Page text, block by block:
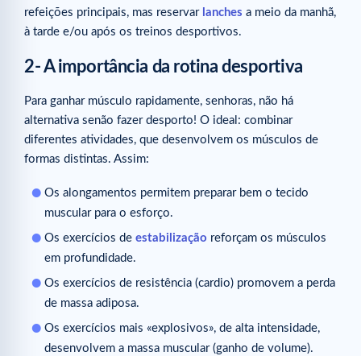
refeições principais, mas reservar lanches a meio da manhã,
à tarde e/ou após os treinos desportivos.
2- A importância da rotina desportiva
Para ganhar músculo rapidamente, senhoras, não há
alternativa senão fazer desporto! O ideal: combinar
diferentes atividades, que desenvolvem os músculos de
formas distintas. Assim:
Os alongamentos permitem preparar bem o tecido
muscular para o esforço.
Os exercícios de estabilização reforçam os músculos
em profundidade.
Os exercícios de resistência (cardio) promovem a perda
de massa adiposa.
Os exercícios mais «explosivos», de alta intensidade,
desenvolvem a massa muscular (ganho de volume).